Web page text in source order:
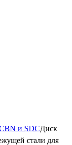
и SDCДиск
стали для